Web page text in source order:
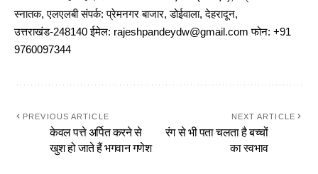
स्नातक, एलएलबी संपर्क: प्रेमनगर बाजार, डोईवाला, देहरादून,
उत्तराखंड-248140 ईमेल: rajeshpandeydw@gmail.com फोन: +91
9760097344
PREVIOUS ARTICLE
केवल पत्ते अर्पित करने से
खुश हो जाते हैं भगवान गणेश
NEXT ARTICLE
रंग से भी पता चलता है बच्चों
का स्वभाव